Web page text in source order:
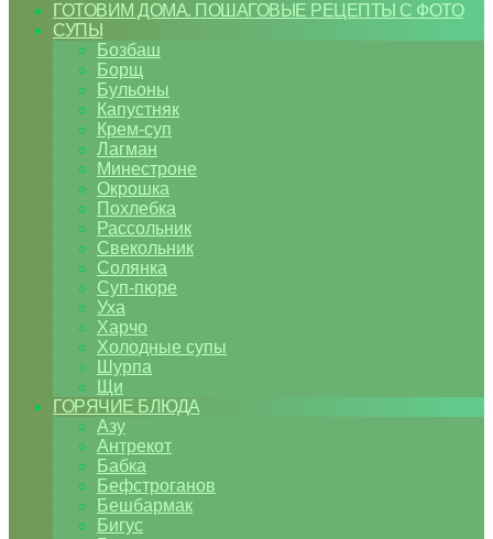
ГОТОВИМ ДОМА. ПОШАГОВЫЕ РЕЦЕПТЫ С ФОТО
СУПЫ
Бозбаш
Борщ
Бульоны
Капустняк
Крем-суп
Лагман
Минестроне
Окрошка
Похлебка
Рассольник
Свекольник
Солянка
Суп-пюре
Уха
Харчо
Холодные супы
Шурпа
Щи
ГОРЯЧИЕ БЛЮДА
Азу
Антрекот
Бабка
Бефстроганов
Бешбармак
Бигус